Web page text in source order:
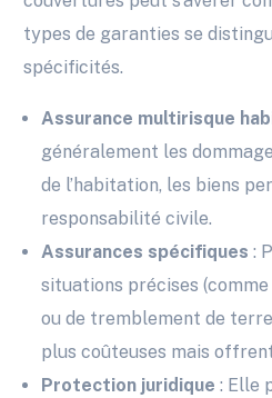
types de garanties se
spécificités.
Assurance multirisque
généralement les
de l’habitation, les biens
responsabilité civile.
Assurances spécifiques :
situations précises (comme
ou de tremblement de
plus coûteuses mais
Protection juridique : Elle